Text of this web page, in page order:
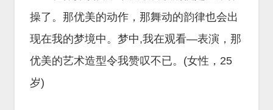
操了。那优美的动作，那舞动的韵律也会出
现在我的梦境中。梦中,我在观看—表演，那
优美的艺术造型令我赞叹不已。(女性，25
岁)